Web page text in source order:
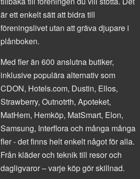
är ett enkelt sätt att bidra till
föreningslivet utan att gräva djupare i
plånboken.
Med fler än 600 anslutna butiker,
inklusive populära alternativ som
CDON, Hotels.com, Dustin, Ellos,
Strawberry, Outnotrth, Apoteket,
MatHem, Hemköp, MatSmart, Elon,
Samsung, Interflora och många många
fler - det finns helt enkelt något för alla.
Från kläder och teknik till resor och
dagligvaror – varje köp gör skillnad.